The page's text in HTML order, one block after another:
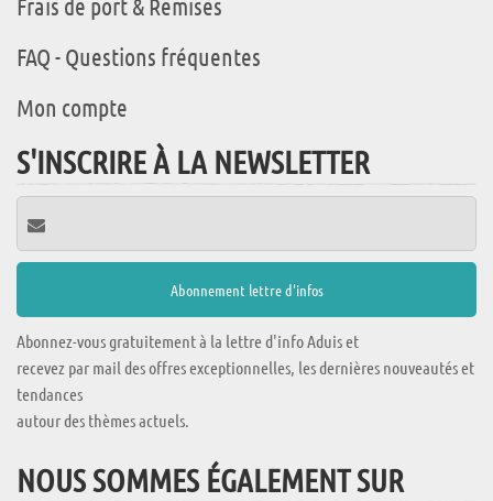
Frais de port & Remises
FAQ - Questions fréquentes
Mon compte
S'INSCRIRE À LA NEWSLETTER
Abonnez-vous gratuitement à la lettre d'info Aduis et
recevez par mail des offres exceptionnelles, les dernières nouveautés et
tendances
autour des thèmes actuels.
NOUS SOMMES ÉGALEMENT SUR